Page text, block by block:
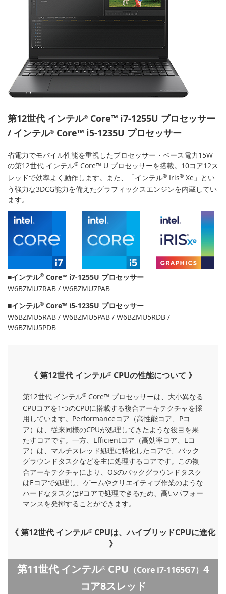
第12世代 インテル® Core™ i7-1255U プロセッサー
/ インテル® Core™ i5-1235U プロセッサー
省電力でモバイル性能を重視したプロセッサー・ベース電力15W
の第12世代 インテル® Core™ U プロセッサーを搭載。10コア12ス
レッドで効率よく動作します。また、「インテル® Iris® Xe」とい
う強力な3DCG能力を備えたグラフィックスエンジンを内蔵してい
ます。
■インテル® Core™ i7-1255U プロセッサー
W6BZMU7RAB / W6BZMU7PAB
■インテル® Core™ i5-1235U プロセッサー
W6BZMU5RAB / W6BZMU5PAB / W6BZMU5RDB /
W6BZMU5PDB
《 第12世代 インテル® CPUの性能について 》
第12世代 インテル® Core™ プロセッサーは、大小異なる
CPUコアを1つのCPUに搭載する複合アーキテクチャを採
用しています。Performanceコア（高性能コア、Pコ
ア）は、従来同様のCPUが処理してきたような役目を果
たすコアです。一方、Efficientコア（高効率コア、Eコ
ア）は、マルチスレッド処理に特化したコアで、バック
グラウンドタスクなどを主に処理するコアです。この複
合アーキテクチャにより、OSのバックグラウンドタスク
はEコアで処理し、ゲームやクリエイティブ作業のような
ハードなタスクはPコアで処理できるため、高いパフォー
マンスを発揮することができます。
《 第12世代 インテル® CPUは、ハイブリッドCPUに進化
》
第11世代 インテル® CPU （Core i7-1165G7） 4
コア8スレッド